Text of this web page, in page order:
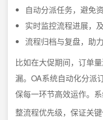
自动分派任务，避免
实时监控流程进展，
流程归档与复盘，助
比如在大促期间，订单
漏。OA系统自动化分派
保每一环节高效运作。
整流程优先级，保证关键